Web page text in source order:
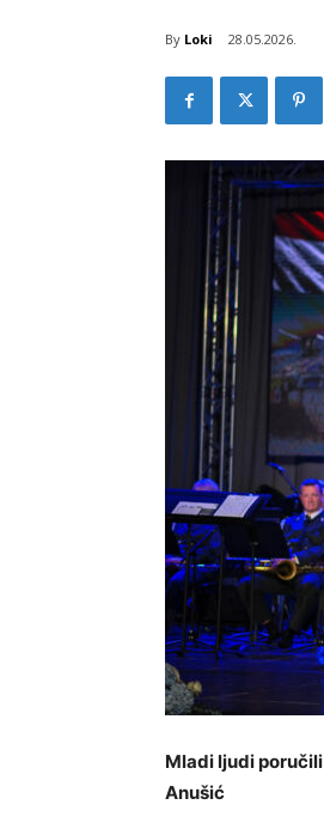
By Loki 28.05.2026.
Mladi ljudi
Anušić